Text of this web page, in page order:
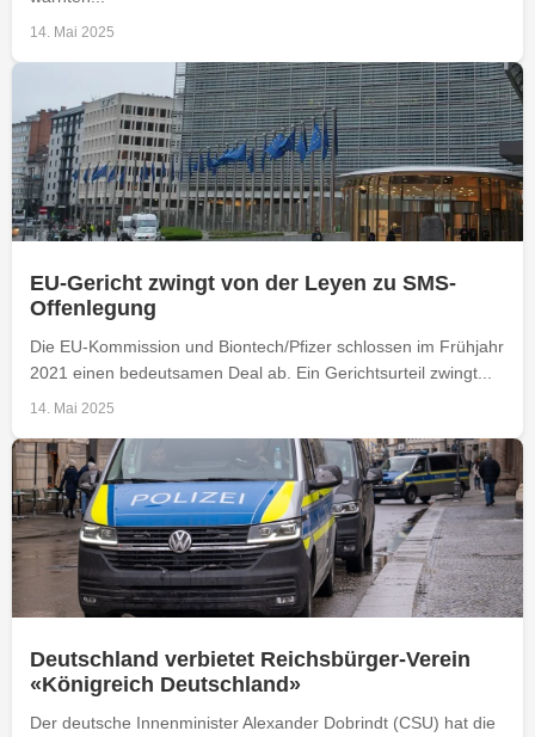
14. Mai 2025
EU-Gericht zwingt von der Leyen zu SMS-
Offenlegung
Die EU-Kommission und Biontech/Pfizer schlossen im Frühjahr
2021 einen bedeutsamen Deal ab. Ein Gerichtsurteil zwingt...
14. Mai 2025
Deutschland verbietet Reichsbürger-Verein
«Königreich Deutschland»
Der deutsche Innenminister Alexander Dobrindt (CSU) hat die